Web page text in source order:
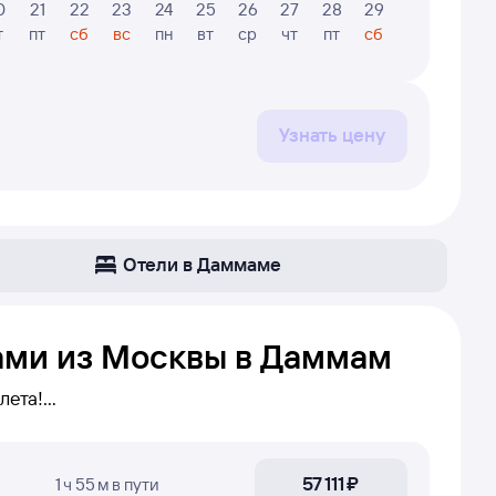
21
пт
22
сб
23
вс
24
пн
25
вт
26
ср
27
чт
28
пт
29
сб
Узнать цену
Отели в Даммаме
из Москвы в Даммам
пересадку в конкретном городе,
1 ч 55 м в пути 57 ⁠111 ⁠₽